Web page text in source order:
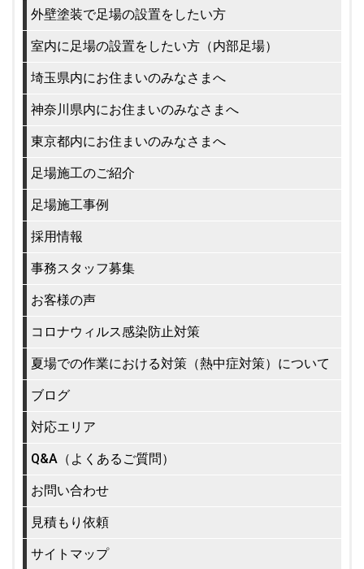
外壁塗装で足場の設置をしたい方
室内に足場の設置をしたい方（内部足場）
埼玉県内にお住まいのみなさまへ
神奈川県内にお住まいのみなさまへ
東京都内にお住まいのみなさまへ
足場施工のご紹介
足場施工事例
採用情報
事務スタッフ募集
お客様の声
コロナウィルス感染防止対策
夏場での作業における対策（熱中症対策）について
ブログ
対応エリア
Q&A（よくあるご質問）
お問い合わせ
見積もり依頼
サイトマップ